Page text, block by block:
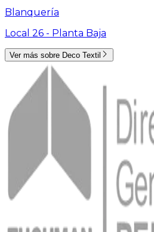
Blanquería
Local 26 - Planta Baja
Ver más sobre Deco Textil